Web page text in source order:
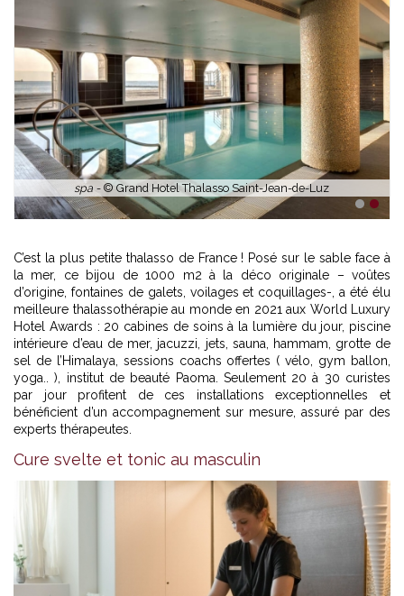
spa - © Grand Hotel Thalasso Saint-Jean-de-Luz
1 2
C’est la plus petite thalasso de France ! Posé sur le sable face à
la mer, ce bijou de 1000 m2 à la déco originale – voûtes
d’origine, fontaines de galets, voilages et coquillages-, a été élu
meilleure thalassothérapie au monde en 2021 aux World Luxury
Hotel Awards : 20 cabines de soins à la lumière du jour, piscine
intérieure d’eau de mer, jacuzzi, jets, sauna, hammam, grotte de
sel de l’Himalaya, sessions coachs offertes ( vélo, gym ballon,
yoga.. ), institut de beauté Paoma. Seulement 20 à 30 curistes
par jour profitent de ces installations exceptionnelles et
bénéficient d’un accompagnement sur mesure, assuré par des
experts thérapeutes.
Cure svelte et tonic au masculin